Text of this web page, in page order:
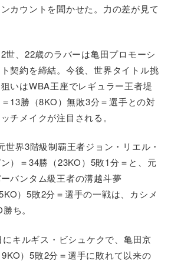
カウントを聞かせた。力の差が見て
世、22歳のラバーは亀田プロモーシ
契約を締結。今後、世界タイトル挑
いはWBA王座でレギュラー王者堤
13勝（8KO）無敗3分＝選手との対
チメイクが注目される。
世界3階級制覇王者ジョン・リエル・
）＝34勝（23KO）5敗1分＝と、元
バンタム級王者の溝越斗夢
）5敗2分＝選手の一戦は、カシメ
ち。
キルギス・ビシュケクで、亀田京
）5敗2分＝選手に敗れて以来の